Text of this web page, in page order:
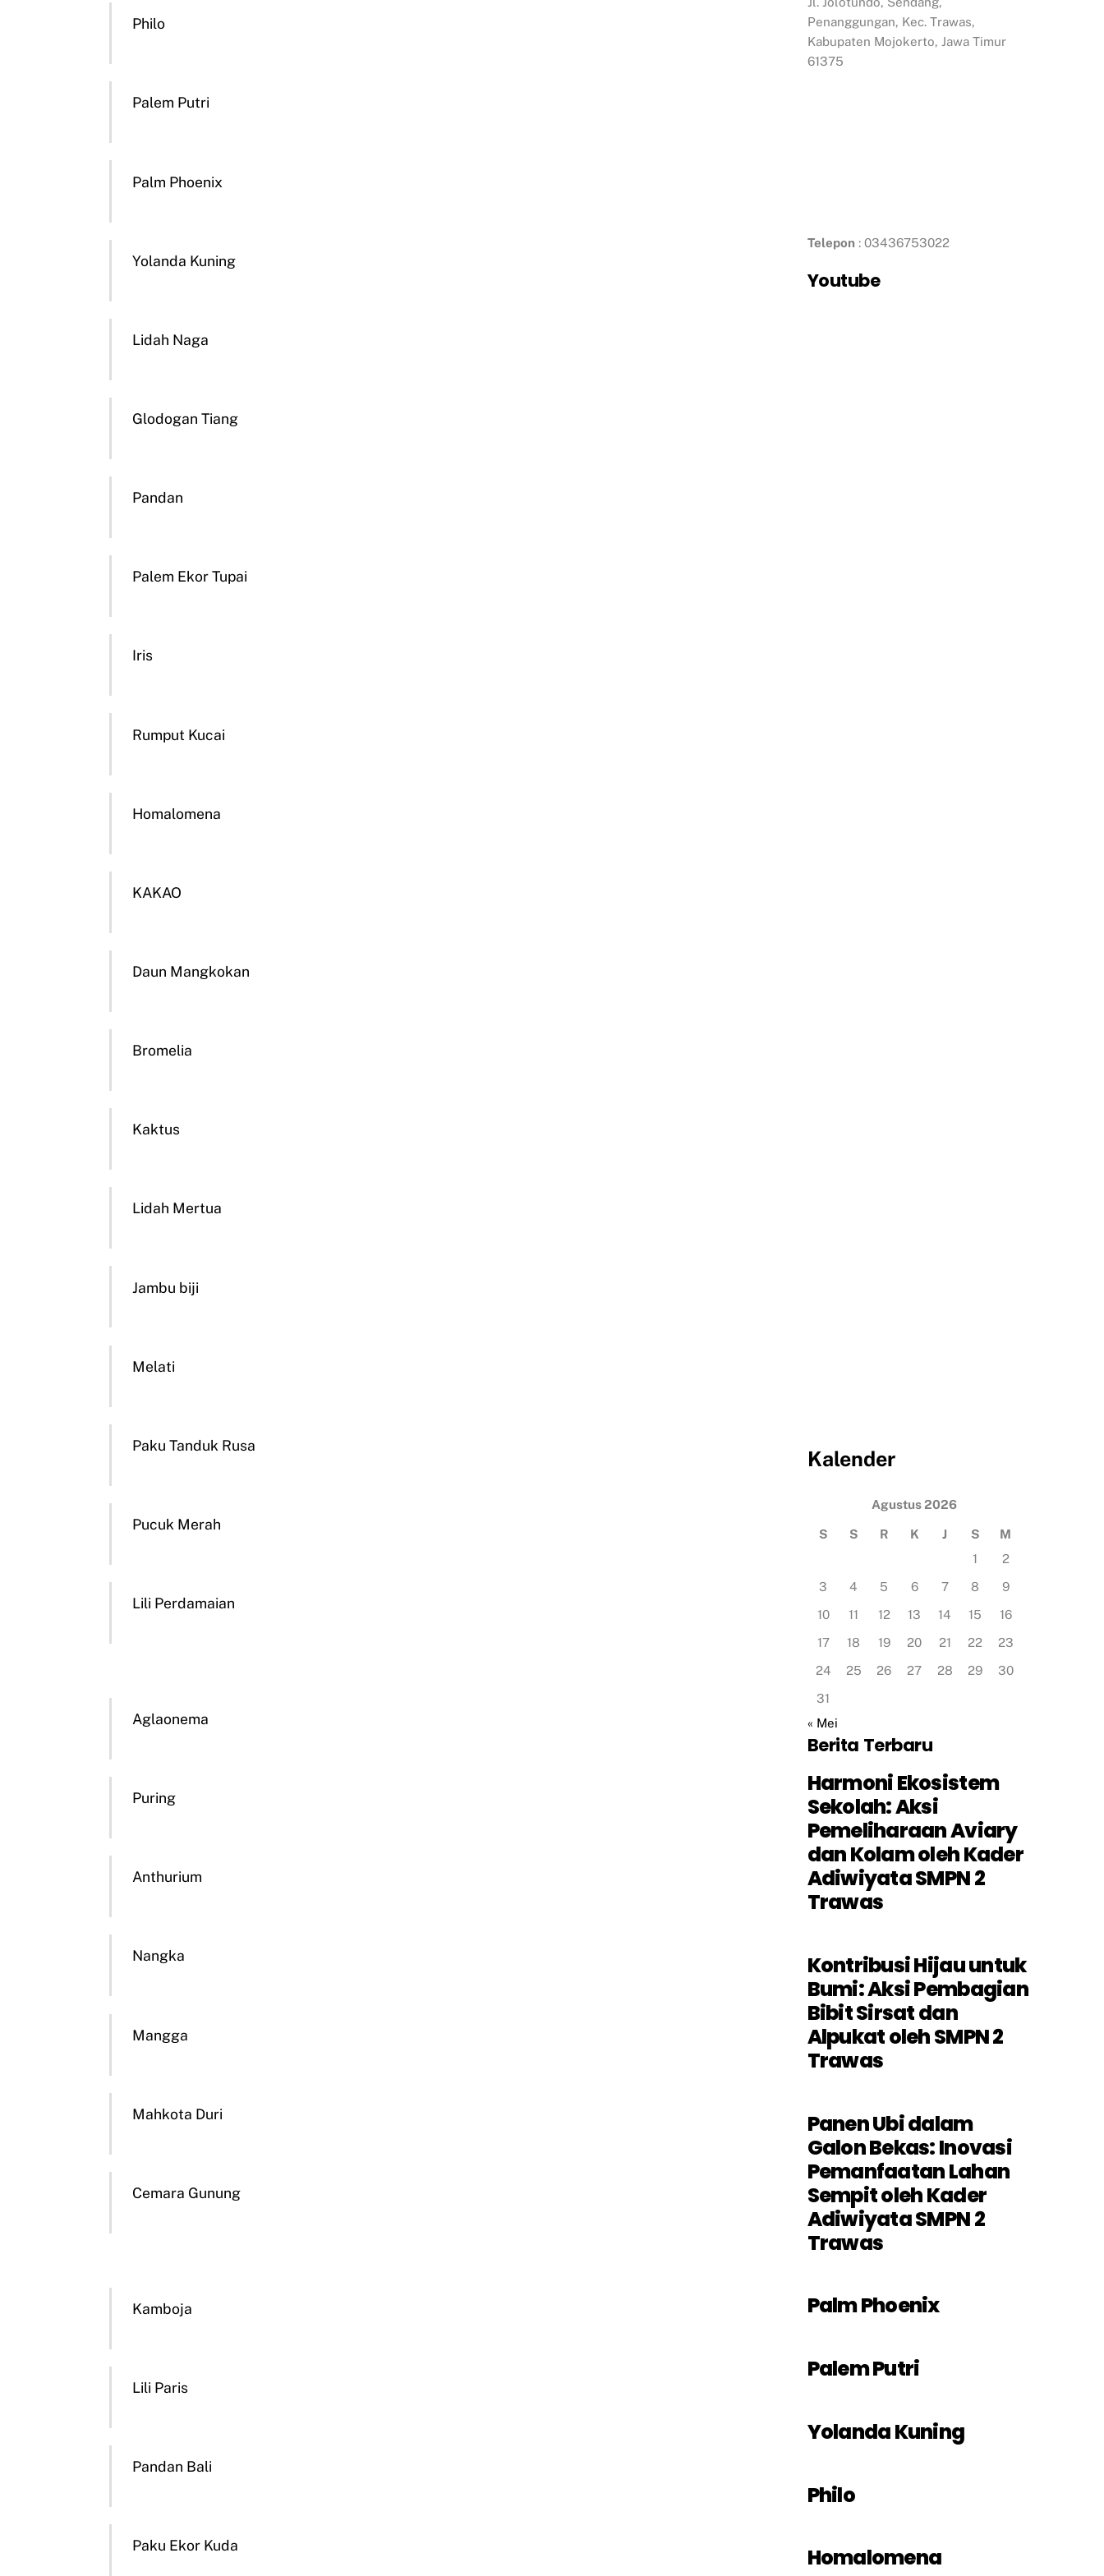
Philo
Palem Putri
Palm Phoenix
Yolanda Kuning
Lidah Naga
Glodogan Tiang
Pandan
Palem Ekor Tupai
Iris
Rumput Kucai
Homalomena
KAKAO
Daun Mangkokan
Bromelia
Kaktus
Lidah Mertua
Jambu biji
Melati
Paku Tanduk Rusa
Pucuk Merah
Lili Perdamaian
Aglaonema
Puring
Anthurium
Nangka
Mangga
Mahkota Duri
Cemara Gunung
Kamboja
Lili Paris
Pandan Bali
Paku Ekor Kuda
Penanggungan, Kec. Trawas,
Kabupaten Mojokerto, Jawa Timur
61375
Telepon : 03436753022
Youtube
Kalender
Agustus 2026
S S R K J S
M
1
2
3
4 5 6 7 8
9
10
11 12 13 14 15
16
17
18 19 20 21 22
23
24
25 26 27 28 29
30
31
« Mei
Berita Terbaru
Harmoni Ekosistem
Sekolah: Aksi
Pemeliharaan Aviary
dan Kolam oleh Kader
Adiwiyata SMPN 2
Trawas
Kontribusi Hijau untuk
Bumi: Aksi Pembagian
Bibit Sirsat dan
Alpukat oleh SMPN 2
Trawas
Panen Ubi dalam
Galon Bekas: Inovasi
Pemanfaatan Lahan
Sempit oleh Kader
Adiwiyata SMPN 2
Trawas
Palm Phoenix
Palem Putri
Yolanda Kuning
Philo
Homalomena